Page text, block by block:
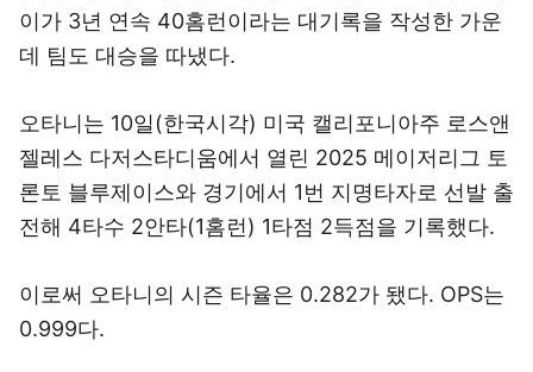
이가 3년 연속 40홈런이라는 대기록을 작성한 가운
데 팀도 대승을 따냈다.
오타니는 10일(한국시각) 미국 캘리포니아주 로스앤
젤레스 다저스타디움에서 열린 2025 메이저리그 토
론토 블루제이스와 경기에서 1번 지명타자로 선발 출
전해 4타수 2안타(1홈런) 1타점 2득점을 기록했다.
이로써 오타니의 시즌 타율은 0.282가 됐다. OPS는
0.999다.